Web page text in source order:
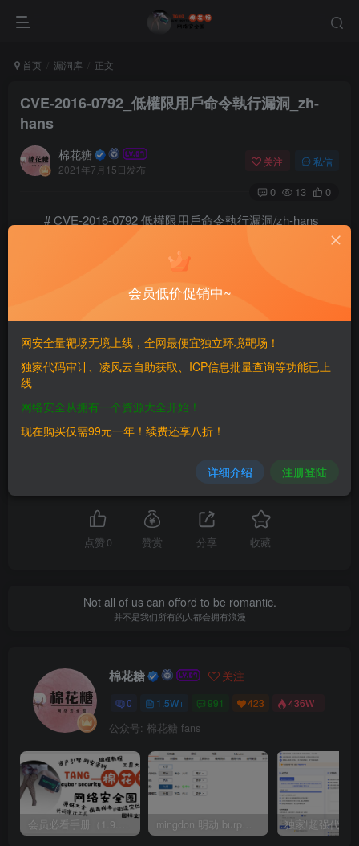
首页 漏洞库 正文
CVE-2016-0792_低權限用戶命令執行漏洞_zh-
hans
棉花糖
2021年7月15日发布
关注 私信
0 13 0
# CVE-2016-0792 低權限用戶命令執行漏洞/zh-hans
jenkins<1.650 ==EXP==
©版权声明
漏洞库
喜欢就支持一下吧
点赞 0 赞赏 分享 收藏
Not all of us can offord to be romantic.
并不是我们所有的人都会拥有浪漫
棉花糖 关注
0 1.5W+ 991 423 436W+
公众号: 棉花糖 fans
会员必看手册（1.9.0版本 26.4.5更新） mingdon 明动 burp插件0.2.6版本 本地时间校验去除版
会员低价促销中~
网安全量靶场无境上线，全网最便宜独立环境靶场！
独家代码审计、凌风云自助获取、ICP信息批量查询等功能已上
线
网络安全从拥有一个资源大全开始！
现在购买仅需99元一年！续费还享八折！
详细介绍 注册登陆